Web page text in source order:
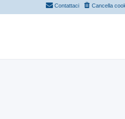
Cancella
Contattaci